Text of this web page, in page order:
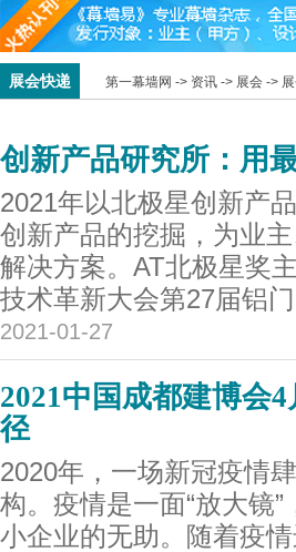
展会快递 第一幕墙网 -> 资讯 -> 展会 ->
创新产品研究所：用
2021年以北极星创新产
创新产品的挖掘，为业
解决方案。AT北极星奖
技术革新大会第27届铝
2021-01-27
2021中国成都建博会
径
2020年，一场新冠疫情
构。疫情是一面“放大镜
小企业的无助。随着疫